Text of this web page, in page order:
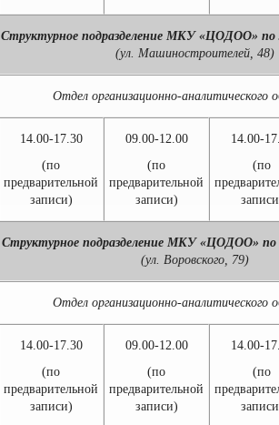
Структурное подразделение МКУ «ЦОДОО» по
(ул. Машиностроителей, 48)
Отдел организационно-аналитического
14.00-17.30
(по
предварительной
записи)
09.00-12.00
(по
предварительной
записи)
14.00-
(по
Структурное подразделение МКУ «ЦОДОО» по
(ул. Воровского, 79)
Отдел организационно-аналитического
14.00-17.30
(по
предварительной
записи)
09.00-12.00
(по
предварительной
записи)
14.00-
(по